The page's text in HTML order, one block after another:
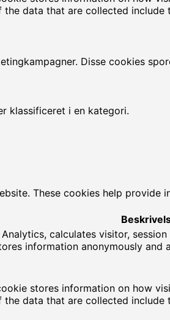
data that are collected
Disse cookies
klassificeret i en kategori.
These cookies help
calculates visitor,
information anonymously and
stores information on how
data that are collected